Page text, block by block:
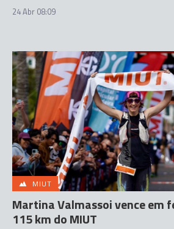
24 Abr 08:09
MIUT
Martina Valmassoi vence em
115 km do MIUT